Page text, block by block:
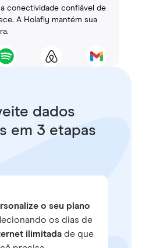
conectividade confiável de
A Holafly mantém sua
dados
em 3 etapas
o seu plano
os dias de
ilimitadade que